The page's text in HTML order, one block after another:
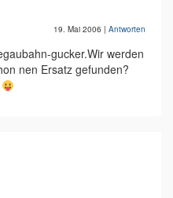
19. Mai 2006 | Antworten
gucker.Wir werden
nen Ersatz gefunden?